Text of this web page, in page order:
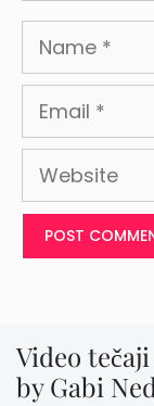
Name
Email
Website
Video
by Gabi